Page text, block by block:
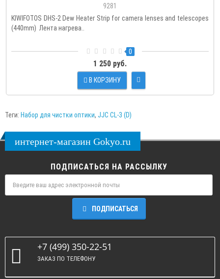
9281
KIWIFOTOS DHS-2 Dew Heater Strip for camera lenses and telescopes
(440mm) Лента нагрева..
0
1 250 руб.
В КОРЗИНУ
Теги: Набор для чистки оптики, JJC CL-3 (D)
интернет-магазин Gokyo.ru
ПОДПИСАТЬСЯ НА РАССЫЛКУ
ПОДПИСАТЬСЯ
+7 (499) 350-22-51
ЗАКАЗ ПО ТЕЛЕФОНУ